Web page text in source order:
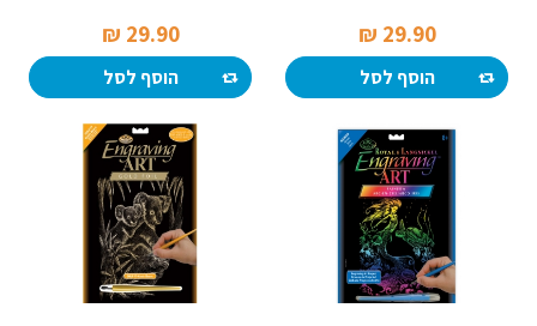
29.90 ₪‎
הוסף לסל
29.90 ₪‎
הוסף לסל